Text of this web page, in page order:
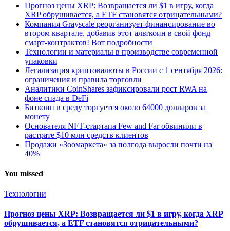
Прогноз цены XRP: Возвращается ли $1 в игру, когда
XRP обрушивается, а ETF становятся отрицательными?
Компания Grayscale реорганизует финансирование во
втором квартале, добавив этот альткоин в свой фонд
смарт-контрактов! Вот подробности
Технологии и материалы в производстве современной
упаковки
Легализация криптовалюты в России с 1 сентября 2026:
ограничения и правила торговли
Аналитики CoinShares зафиксировали рост RWA на
фоне спада в DeFi
Биткоин в среду торгуется около 64000 долларов за
монету
Основателя NFT-стартапа Few and Far обвинили в
растрате $10 млн средств клиентов
Продажи «Зоомаркета» за полгода выросли почти на
40%
You missed
Технологии
Прогноз цены XRP: Возвращается ли $1 в игру, когда XRP
обрушивается, а ETF становятся отрицательными?